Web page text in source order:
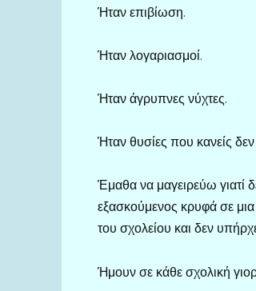
Ήταν επιβίωση.
Ήταν λογαριασμοί.
Ήταν άγρυπνες νύχτες.
Ήταν θυσίες που κανείς
Έμαθα να μαγειρεύω γιατί
εξασκούμενος κρυφά σε
του σχολείου και δεν
Ήμουν σε κάθε σχολική